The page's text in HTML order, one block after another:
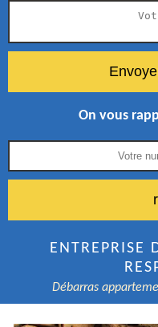
On vous
ENTREPRISE
Débarras